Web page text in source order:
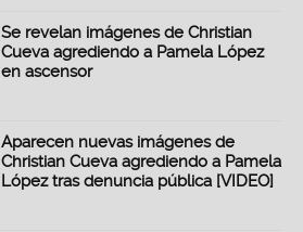
Se revelan imágenes de Christian
Cueva agrediendo a Pamela López
en ascensor
Aparecen nuevas imágenes de
Christian Cueva agrediendo a Pamela
López tras denuncia pública [VIDEO]